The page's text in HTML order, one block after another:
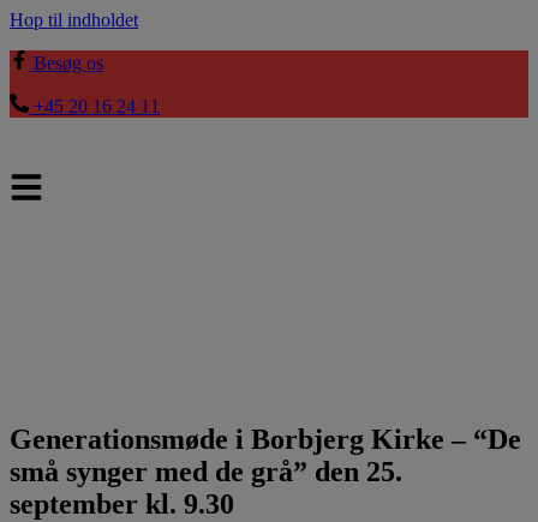
Hop til indholdet
Besøg os
+45 20 16 24 11
Generationsmøde i Borbjerg Kirke – “De
små synger med de grå” den 25.
september kl. 9.30